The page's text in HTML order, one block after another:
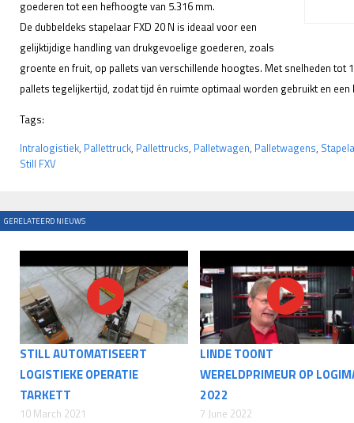
goederen tot een hefhoogte van 5.316 mm.
De dubbeldeks stapelaar FXD 20 N is ideaal voor een
gelijktijdige handling van drukgevoelige goederen, zoals
groente en fruit, op pallets van verschillende hoogtes. Met snelheden
pallets tegelijkertijd, zodat tijd én ruimte optimaal worden gebruikt en
Tags:
Intralogistiek, Pallettruck, Pallettrucks, Palletwagen, Palletwagens,
Still FXV
GERELATEERD NIEUWS
STILL AUTOMATISEERT
LOGISTIEKE OPERATIE
TARKETT
10 March 2021
LINDE TOONT
WERELDPRIMEUR OP
2022
7 June 2022